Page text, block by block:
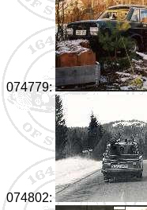
074779:
074802: